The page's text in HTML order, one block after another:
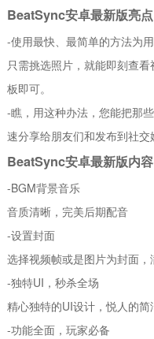
BeatSync安卓最新版亮点
-使用最快、最简单的方法为
只需挑选照片，就能即刻查
板即可。
-瞧，用这种办法，您能把那
速分享给朋友们和发布到社交
BeatSync安卓最新版内容
-BGM背景音乐
音质清晰，完美后期配音
-设置封面
选择视频帧或是图片为封面
-独特UI，秒杀全场
精心独特的UI设计，悦人的简
-功能全面，玩家必备